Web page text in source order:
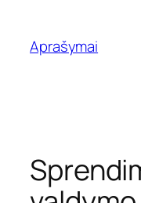
turinio
Aprašymai